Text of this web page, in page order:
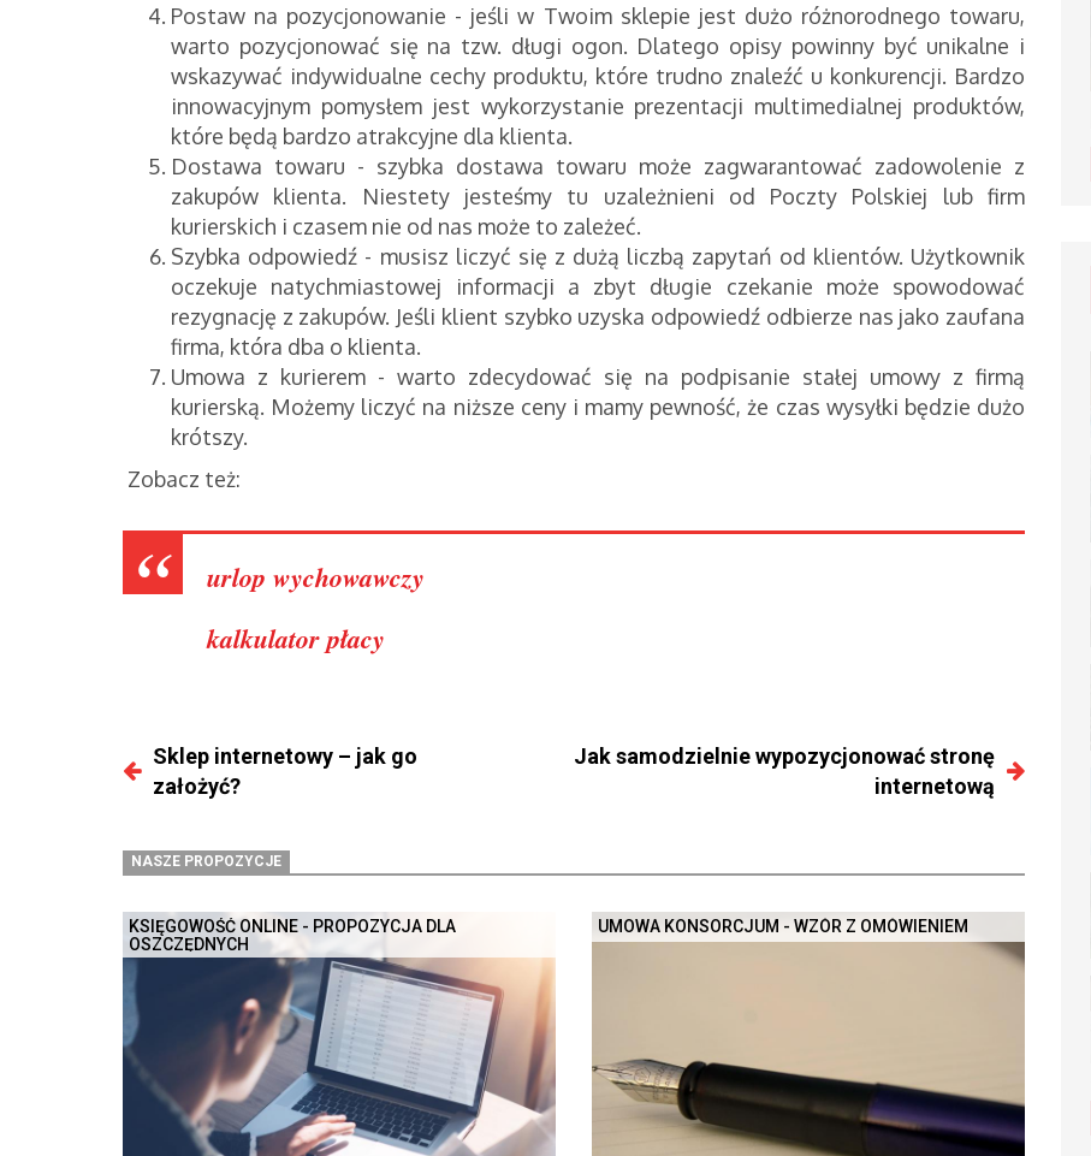
Postaw na pozycjonowanie - jeśli w Twoim sklepie jest dużo różnorodnego towaru,
warto pozycjonować się na tzw. długi ogon. Dlatego opisy powinny być unikalne i
wskazywać indywidualne cechy produktu, które trudno znaleźć u konkurencji. Bardzo
innowacyjnym pomysłem jest wykorzystanie prezentacji multimedialnej produktów,
które będą bardzo atrakcyjne dla klienta.
Dostawa towaru - szybka dostawa towaru może zagwarantować zadowolenie z
zakupów klienta. Niestety jesteśmy tu uzależnieni od Poczty Polskiej lub firm
kurierskich i czasem nie od nas może to zależeć.
Szybka odpowiedź - musisz liczyć się z dużą liczbą zapytań od klientów. Użytkownik
oczekuje natychmiastowej informacji a zbyt długie czekanie może spowodować
rezygnację z zakupów. Jeśli klient szybko uzyska odpowiedź odbierze nas jako zaufana
firma, która dba o klienta.
Umowa z kurierem - warto zdecydować się na podpisanie stałej umowy z firmą
kurierską. Możemy liczyć na niższe ceny i mamy pewność, że czas wysyłki będzie dużo
krótszy.
Zobacz też:
urlop wychowawczy
kalkulator płacy
Sklep internetowy – jak go
założyć?
Jak samodzielnie wypozycjonować stronę
internetową
NASZE PROPOZYCJE
KSIĘGOWOŚĆ ONLINE - PROPOZYCJA DLA
OSZCZĘDNYCH
UMOWA KONSORCJUM - WZÓR Z OMÓWIENIEM